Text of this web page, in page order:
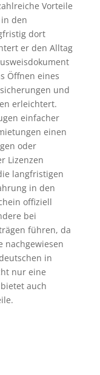
Vorteile
den
dort
er den Alltag
Öffnen eines
und
erleichtert.
einfacher
einen
oder
Lizenzen
langfristigen
in den
offiziell
bei
führen, da
nachgewiesen
in
nur eine
auch